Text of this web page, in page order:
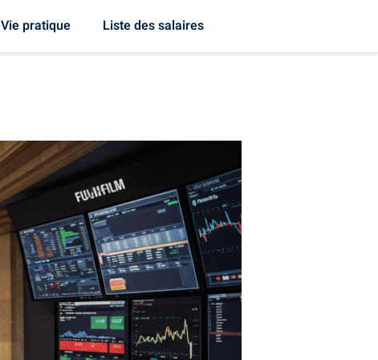
Vie pratique Liste des salaires